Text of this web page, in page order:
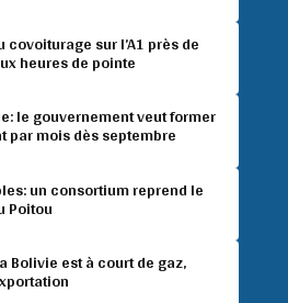
sur l’A1 près de
heures de pointe
le gouvernement veut former
par mois dès septembre
un consortium reprend le
Poitou
Bolivie est à court de gaz,